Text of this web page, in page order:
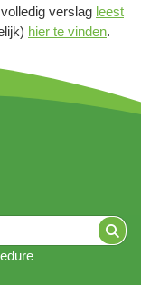
verslag leest
hier te vinden.